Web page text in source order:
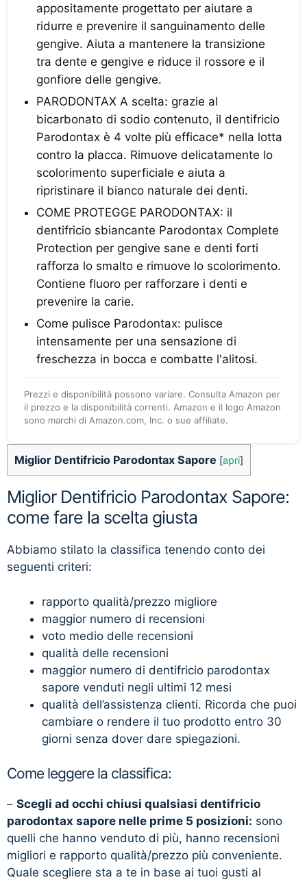
appositamente progettato per aiutare a
ridurre e prevenire il sanguinamento delle
gengive. Aiuta a mantenere la transizione
tra dente e gengive e riduce il rossore e il
gonfiore delle gengive.
PARODONTAX A scelta: grazie al
bicarbonato di sodio contenuto, il dentifricio
Parodontax è 4 volte più efficace* nella lotta
contro la placca. Rimuove delicatamente lo
scolorimento superficiale e aiuta a
ripristinare il bianco naturale dei denti.
COME PROTEGGE PARODONTAX: il
dentifricio sbiancante Parodontax Complete
Protection per gengive sane e denti forti
rafforza lo smalto e rimuove lo scolorimento.
Contiene fluoro per rafforzare i denti e
prevenire la carie.
Come pulisce Parodontax: pulisce
intensamente per una sensazione di
freschezza in bocca e combatte l'alitosi.
Prezzi e disponibilità possono variare. Consulta Amazon per
il prezzo e la disponibilità correnti. Amazon e il logo Amazon
sono marchi di Amazon.com, Inc. o sue affiliate.
Miglior Dentifricio Parodontax Sapore [apri]
Miglior Dentifricio Parodontax Sapore:
come fare la scelta giusta
Abbiamo stilato la classifica tenendo conto dei
seguenti criteri:
rapporto qualità/prezzo migliore
maggior numero di recensioni
voto medio delle recensioni
qualità delle recensioni
maggior numero di dentifricio parodontax
sapore venduti negli ultimi 12 mesi
qualità dell’assistenza clienti. Ricorda che puoi
cambiare o rendere il tuo prodotto entro 30
giorni senza dover dare spiegazioni.
Come leggere la classifica:
– Scegli ad occhi chiusi qualsiasi dentifricio
parodontax sapore nelle prime 5 posizioni: sono
quelli che hanno venduto di più, hanno recensioni
migliori e rapporto qualità/prezzo più conveniente.
Quale scegliere sta a te in base ai tuoi gusti al